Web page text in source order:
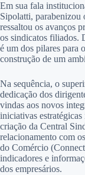
Em sua fala
Sipolatti, parabenizou
ressaltou os avanços
os sindicatos filiados.
é um dos pilares para
construção de um
Na sequência, o
dedicação dos
vindas aos novos
iniciativas
criação da Central
relacionamento com
do Comércio
indicadores e
dos empresários.